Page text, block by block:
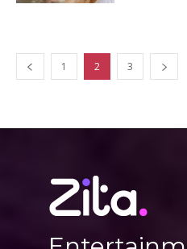
1 2 3